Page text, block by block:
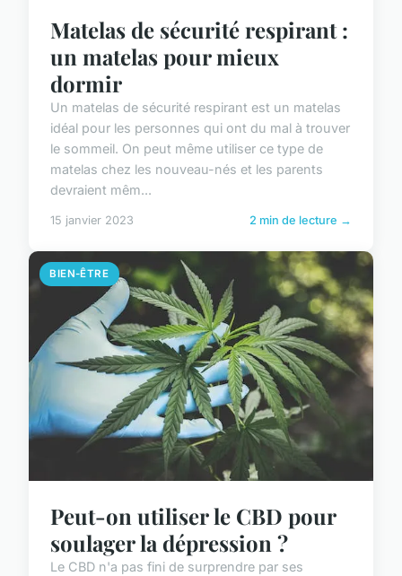
Matelas de sécurité respirant :
un matelas pour mieux
dormir
Un matelas de sécurité respirant est un matelas
idéal pour les personnes qui ont du mal à trouver
le sommeil. On peut même utiliser ce type de
matelas chez les nouveau-nés et les parents
devraient mêm...
15 janvier 2023 2 min de lecture →
BIEN-ÊTRE
Peut-on utiliser le CBD pour
soulager la dépression ?
Le CBD n'a pas fini de surprendre par ses